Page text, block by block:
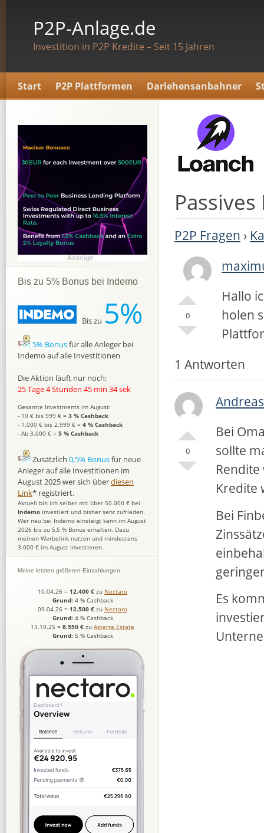
P2P-Anlage.de
Investition in P2P Kredite – Seit 15 Jahren
Start P2P Plattformen Darlehensanbahner
P2P Fragen ›
0
Hallo
holen
1 Antworten
0
Andreas
Bei
sollte
Kredite
Bei
Es
Bis zu 5% Bonus bei Indemo
Bis zu 5%
5% Bonusfür alle Anleger bei
Indemo auf alle Investitionen
Die Aktion läuft nur noch:
25 Tage 4 Stunden 45 min 33 sek
Gesamte Investments im August:
- 10 € bis 999 € = 3 % Cashback
- 1.000 € bis 2.999 € = 4 % Cashback
- Ab 3.000 € = 5 % Cashback
Zusätzlich 0,5% Bonusfür neue
Anleger auf alle Investitionen im
August 2025 wer sich überdiesen
Link* registriert.
Aktuell bin ich selber mit über 50.000 € bei
Indemo investiert und bisher sehr zufrieden.
Wer neu bei Indemo einsteigt kann im August
2026 bis zu 5,5 % Bonus erhalten. Dazu
meinen Werbelink nutzen und mindestens
3.000 € im August investieren.
Meine letzten größeren Einzahlungen
10.04.26 = 12.400 € zu Nectaro
Grund: 4 % Cashback
09.04.26 = 12.500 € zu Nectaro
Grund: 4 % Cashback
13.10.25 = 8.550 € zu Asterra Estate
Grund: 5 % Cashback